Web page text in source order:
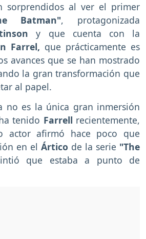
sorprendidos al ver el primer
Batman", protagonizada
y que cuenta con la
Farrel, que prácticamente es
avances que se han mostrado
la gran transformación que
al papel.
no es la única gran inmersión
tenido Farrell recientemente,
actor afirmó hace poco que
en el Ártico de la serie "The
que estaba a punto de